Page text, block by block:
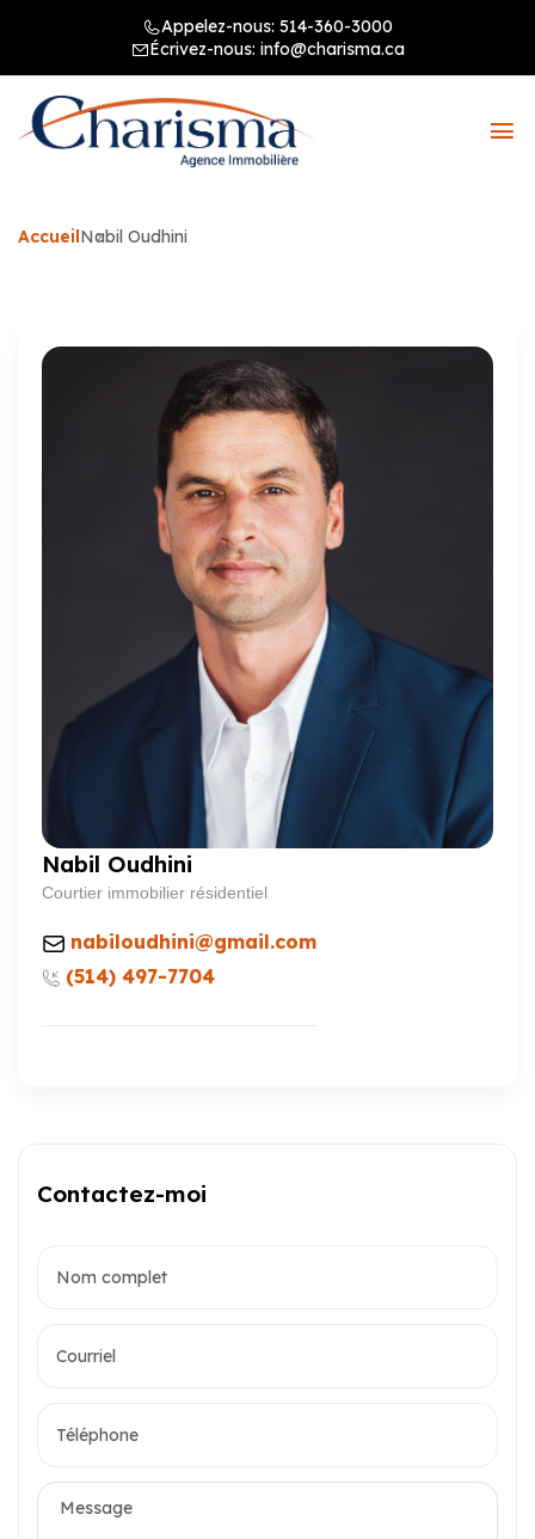
Appelez-nous: 514-360-3000
Écrivez-nous: info@charisma.ca
AccueilNabil Oudhini
Nabil Oudhini
Courtier immobilier résidentiel
nabiloudhini@gmail.com
(514) 497-7704
Contactez-moi